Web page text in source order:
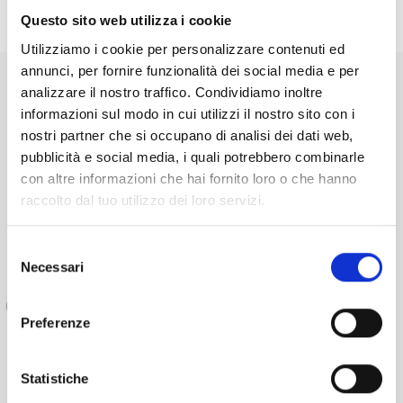
Questo sito web utilizza i cookie
Utilizziamo i cookie per personalizzare contenuti ed
annunci, per fornire funzionalità dei social media e per
analizzare il nostro traffico. Condividiamo inoltre
informazioni sul modo in cui utilizzi il nostro sito con i
nostri partner che si occupano di analisi dei dati web,
pubblicità e social media, i quali potrebbero combinarle
con altre informazioni che hai fornito loro o che hanno
raccolto dal tuo utilizzo dei loro servizi.
delNecessari
Preferenze
Statistiche